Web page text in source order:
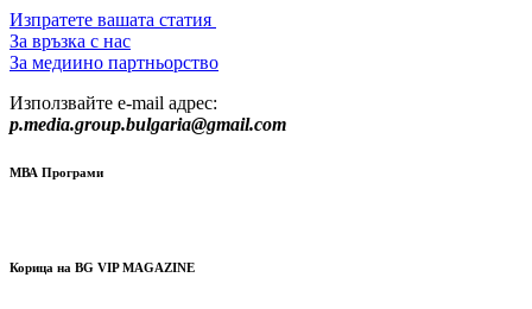
Изпратете вашата статия
За връзка с нас
За медиино партньорство
Използвайте e-mail адрес:
p.media.group.bulgaria@gmail.com
МВА Програми
Корица на BG VIP MAGAZINE